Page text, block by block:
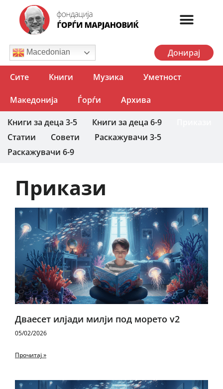
Macedonian Донирај
Сите Книги Музика Уметност
Македонија Ѓорѓи Архива
Книги за деца 3-5 Книги за деца 6-9
Статии
Совети
Раскажувачи 3-5
Раскажувачи 6-9
Прикази
Дваесет илјади милји под морето v2
05/02/2026
Прочитај »